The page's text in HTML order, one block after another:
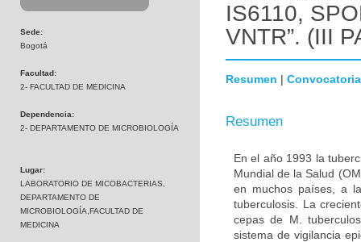
Sede:
Bogotá
Facultad:
2- FACULTAD DE MEDICINA
Dependencia:
2- DEPARTAMENTO DE MICROBIOLOGÍA
Lugar:
LABORATORIO DE MICOBACTERIAS,
DEPARTAMENTO DE
MICROBIOLOGÍA,FACULTAD DE
MEDICINA
IS6110,
VNTR”. (III
Resumen | Convocatoria
Resumen
En el año 1993 la
Mundial de la Salud
en muchos países, a
tuberculosis. La
cepas de M.
sistema de vigilancia